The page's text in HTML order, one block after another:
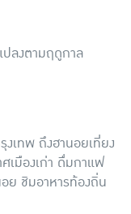
ปลงตามฤดูกาล
งเทพ ถึงฮานอยเที่ยง
เมืองเก่า ดื่มกาแฟ
ย ชิมอาหารท้องถิ่น